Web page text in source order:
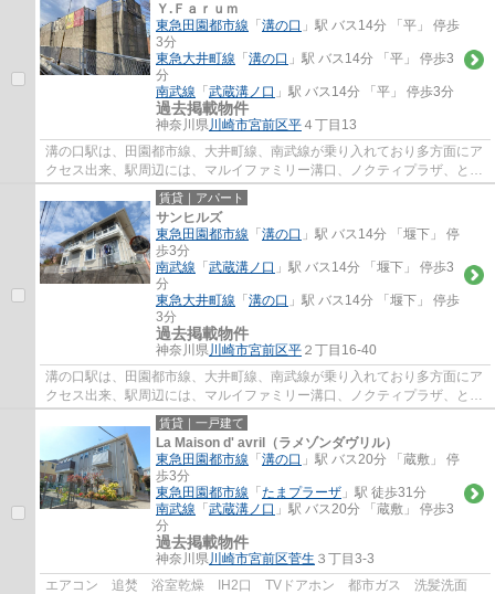
Ｙ.Ｆａｒｕｍ
東急田園都市線 「 溝の口 」駅 バス14分 「平」 停歩
3分
東急大井町線 「 溝の口 」駅 バス14分 「平」 停歩3
分
南武線 「 武蔵溝ノ口 」駅 バス14分 「平」 停歩3分
過去掲載物件
神奈川県川崎市宮前区平 ４丁目13
溝の口駅は、田園都市線、大井町線、南武線が乗り入れており多方面にア
クセス出来、駅周辺には、マルイファミリー溝口、ノクティプラザ、とい
ったデパートやレストラン街、イトーヨー...
賃貸｜アパート
サンヒルズ
東急田園都市線 「 溝の口 」駅 バス14分 「堰下」 停
歩3分
南武線 「 武蔵溝ノ口 」駅 バス14分 「堰下」 停歩3
分
東急大井町線 「 溝の口 」駅 バス14分 「堰下」 停歩
3分
過去掲載物件
神奈川県川崎市宮前区平 ２丁目16-40
溝の口駅は、田園都市線、大井町線、南武線が乗り入れており多方面にア
クセス出来、駅周辺には、マルイファミリー溝口、ノクティプラザ、とい
ったデパートやレストラン街、イトーヨー...
賃貸｜一戸建て
La Maison d' avril（ラメゾンダヴリル）
東急田園都市線 「 溝の口 」駅 バス20分 「蔵敷」 停
歩3分
東急田園都市線 「 たまプラーザ 」駅 徒歩31分
南武線 「 武蔵溝ノ口 」駅 バス20分 「蔵敷」 停歩3
分
過去掲載物件
神奈川県川崎市宮前区菅生 ３丁目3-3
エアコン 追焚 浴室乾燥 IH2口 TVドアホン 都市ガス 洗髪洗面